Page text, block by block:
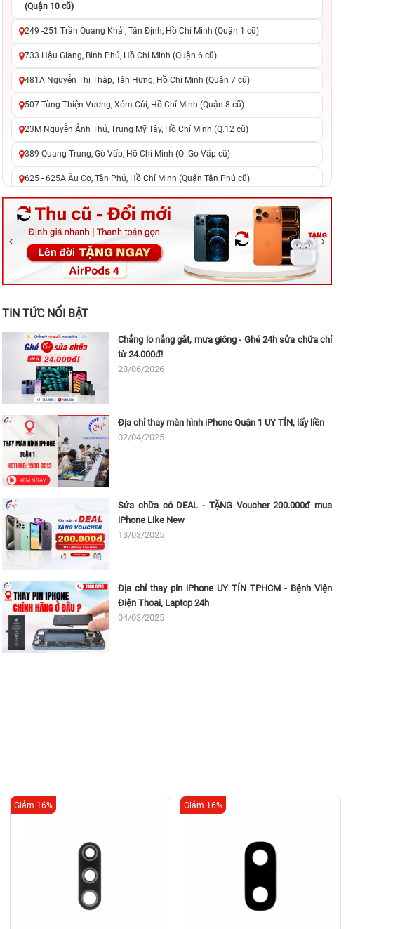
iPhone 15 Plus 256GB Cũ chính
hãng
15.490.000đ
18.990.000đ
chuyển đổi, 0 gọi người thân
hãng
6.990.000đ
9.990.000đ
chuyển đổi, 0 gọi người thân
(Quận 10 cũ)
249 -251 Trần Quang Khải, Tân Định, Hồ Chí Minh (Quận 1 cũ)
733 Hậu Giang, Bình Phú, Hồ Chí Minh (Quận 6 cũ)
481A Nguyễn Thị Thập, Tân Hưng, Hồ Chí Minh (Quận 7 cũ)
507 Tùng Thiện Vương, Xóm Củi, Hồ Chí Minh (Quận 8 cũ)
23M Nguyễn Ảnh Thủ, Trung Mỹ Tây, Hồ Chí Minh (Q.12 cũ)
389 Quang Trung, Gò Vấp, Hồ Chí Minh (Q. Gò Vấp cũ)
625 - 625A Âu Cơ, Tân Phú, Hồ Chí Minh (Quận Tân Phú cũ)
326 Lê Văn Việt, Tăng Nhơn Phú, Hồ Chí Minh (Q.9 TP. Thủ Đức cũ)
256 Võ Văn Ngân, Thủ Đức, Hồ Chí Minh (Bình Thọ, TP. Thủ Đức Cũ)
70 Nguyễn An Ninh, Dĩ An, Hồ Chí Minh (Bình Dương Cũ)
24h Vũng Tàu: 162A Ba Cu, Vũng Tàu, Hồ Chí Minh (TP. Vũng Tàu cũ)
TIN TỨC NỔI BẬT
Chẳng lo nắng gắt, mưa giông - Ghé 24h sửa chữa chỉ
từ 24.000đ!
28/06/2026
Địa chỉ thay màn hình iPhone Quận 1 UY TÍN, lấy liền
02/04/2025
Sửa chữa có DEAL - TẶNG Voucher 200.000đ mua
iPhone Like New
13/03/2025
Địa chỉ thay pin iPhone UY TÍN TPHCM - Bệnh Viện
Điện Thoại, Laptop 24h
04/03/2025
Giảm 16% Giảm 16%